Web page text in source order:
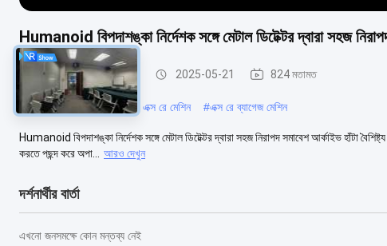
Humanoid বিপদাশঙ্কা নির্দেশক সঙ্গে মেটাল ডিটেক্টর দ্বারা সহজ
মেটাল ডিটেক্টরের মাধ্যমে হাঁটুন 2025-05-21 824 মতামত
#এক্স রে স্ক্যানিং মেশিন #সুরক্ষা এক্স রে মেশিন #এক্স রে ব্যাগেজ মেশিন
Humanoid বিপদাশঙ্কা নির্দেশক সঙ্গে মেটাল ডিটেক্টর দ্বারা সহজ নিরাপদ সমাবেশ আর্কাইভ হাঁটা
করতে পছন্দ করে অপা...
আরও দেখুন
দর্শনার্থীর বার্তা
এখনো জনসমক্ষে কোন মন্তব্য নেই